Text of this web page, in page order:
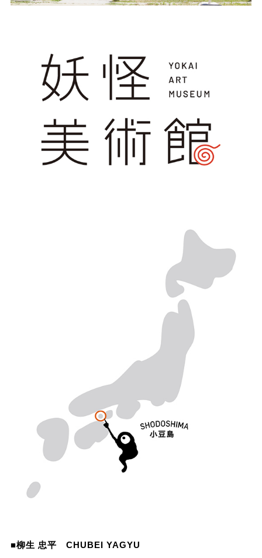
■柳生 忠平 CHUBEI YAGYU